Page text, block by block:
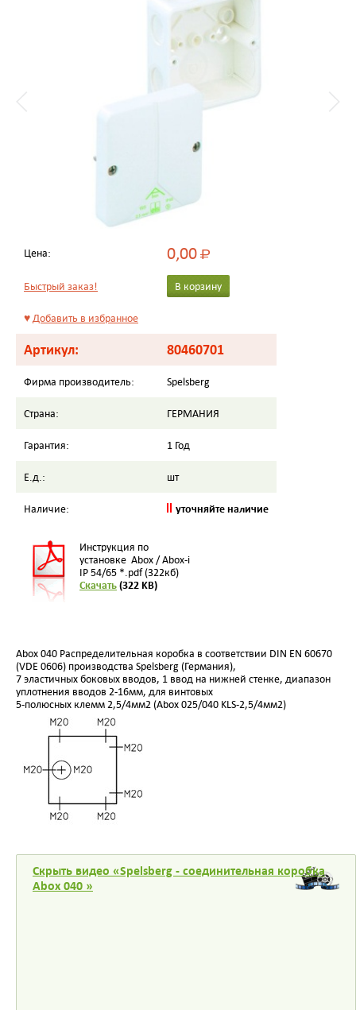
Цена: 0,00Р
Быстрый заказ! В корзину
♥Добавить в избранное
Артикул: 80460701
Фирма производитель: Spelsberg
Страна: ГЕРМАНИЯ
Гарантия: 1 Год
Е.д.: шт
Наличие: уточняйте наличие
Инструкция по
установке Abox / Abox-i
IP 54/65 *.pdf (322кб)
Скачать(322 KB)
Abox 040 Распределительная коробка в соответствии DIN EN 60670
(VDE 0606) производства Spelsberg (Германия),
7 эластичных боковых вводов, 1 ввод на нижней стенке, диапазон
уплотнения вводов 2-16мм, для винтовых
5-полюсных клемм2,5/4мм2 (Abox 025/040 KLS-2,5/4мм2)
Скрыть видео «Spelsberg - соединительная коробка
Abox 040 »